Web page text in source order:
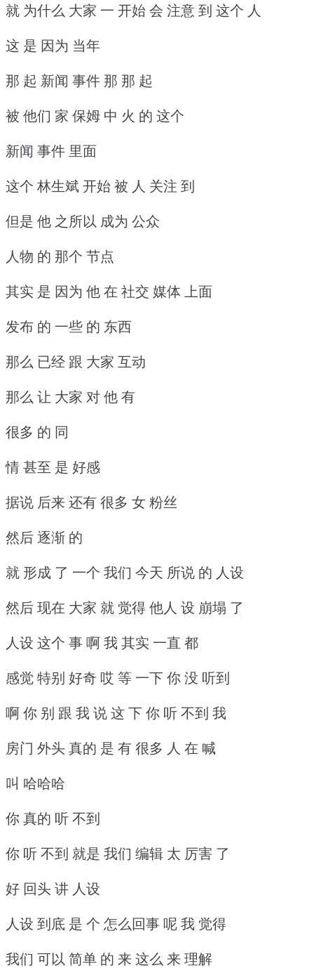
就 为什么 大家 一 开始 会 注意 到 这个 人
这 是 因为 当年
那 起 新闻 事件 那 那 起
被 他们 家 保姆 中 火 的 这个
新闻 事件 里面
这个 林生斌 开始 被 人 关注 到
但是 他 之所以 成为 公众
人物 的 那个 节点
其实 是 因为 他 在 社交 媒体 上面
发布 的 一些 的 东西
那么 已经 跟 大家 互动
那么 让 大家 对 他 有
很多 的 同
情 甚至 是 好感
据说 后来 还有 很多 女 粉丝
然后 逐渐 的
就 形成 了 一个 我们 今天 所说 的 人设
然后 现在 大家 就 觉得 他人 设 崩塌 了
人设 这个 事 啊 我 其实 一直 都
感觉 特别 好奇 哎 等 一下 你 没 听到
啊 你 别 跟 我 说 这 下 你 听 不到 我
房门 外头 真的 是 有 很多 人 在 喊
叫 哈哈哈
你 真的 听 不到
你 听 不到 就是 我们 编辑 太 厉害 了
好 回头 讲 人设
人设 到底 是 个 怎么回事 呢 我 觉得
我们 可以 简单 的 来 这么 来 理解